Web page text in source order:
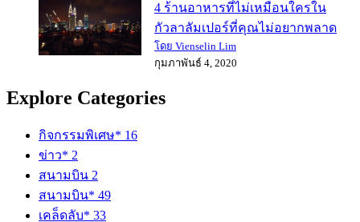
4 ร้านอาหารที่ไม่เหมือนใครใน
กัวลาลัมเปอร์ที่คุณไม่อยากพลาด
โดย Vienselin Lim
กุมภาพันธ์ 4, 2020
Explore Categories
กิจกรรมพิเศษ* 16
ข่าว* 2
สนามบิน 2
สนามบิน* 49
เคล็ดลับ* 33